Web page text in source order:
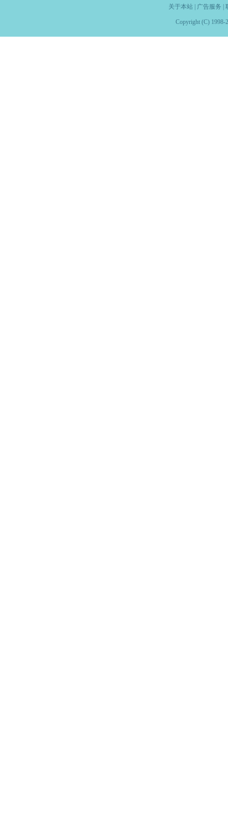
关于本站| 广告服务
Copyright (C) 1998-